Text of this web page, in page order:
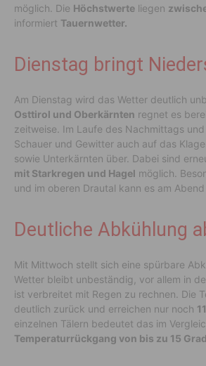
möglich. Die Höchstwerte liegen
informiert Tauernwetter.
Dienstag bringt
Am Dienstag wird das Wetter deutlich
Osttirol und Oberkärnten regnet es
zeitweise. Im Laufe des Nachmittags
Schauer und Gewitter auch auf das
sowie Unterkärnten über. Dabei sind
mit Starkregen und Hagel möglich.
und im oberen Drautal kann es am
Deutliche Abkühlung
Mit Mittwoch stellt sich eine spürbare
Wetter bleibt unbeständig, vor allem in
ist verbreitet mit Regen zu rechnen. Die
deutlich zurück und erreichen nur noch
einzelnen Tälern bedeutet das im
Temperaturrückgang von bis zu 15